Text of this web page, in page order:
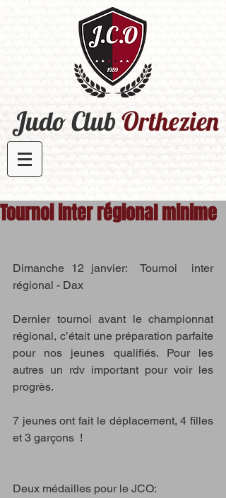
Judo ClubOrthezien​
Tournoi inter régional minime
Dimanche 12 janvier:  Tournoi  inter
régional - Dax
Dernier tournoi avant le championnat
régional, c’était une préparation parfaite
pour nos jeunes qualifiés. Pour les
autres un rdv important pour voir les
progrès.
7 jeunes ont fait le déplacement, 4 filles
et 3 garçons  !
Deux médailles pour le JCO: